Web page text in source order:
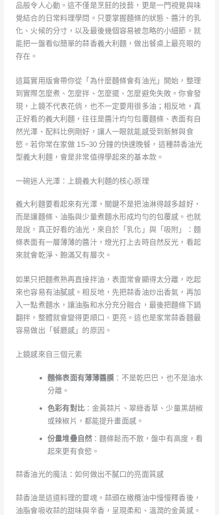
品般令人心動。這不僅是烹飪的技藝，更是一門視覺與味
覺結合的日常料理學問。只要掌握麵條的狀態、醬汁的乳
化、火候的分寸，以及最後幾個容易被忽略的小細節，就
能把一盤看似簡單的蒜香義大利麵，做出餐桌上最亮眼的
存在。
這篇實用版會帶你從「為什麼麵條會有油光」開始，整理
到實際怎麼煮、怎麼拌、怎麼擺、怎麼避免失敗。你會發
現，上鏡不代表花俏，也不一定要用很多油；相反地，真
正好看的義大利麵，往往是醬汁均勻包覆麵條、表面有自
然光澤、配料比例剛好，讓人一眼就能感受到新鮮與食
慾。若你常在家做 15–30 分鐘的快速晚餐，這種蒜香油光
型義大利麵，會是非常值得學起來的基本款。
一碗迷人光澤：上鏡義大利麵的核心原理
義大利麵要看起來有光澤，關鍵不是把油淋得越多越好，
而是讓麵條、油脂與少量煮麵水形成均勻的包覆感。也就
是說，真正好看的油光，來自於「乳化」與「吸附」：麵
條表面有一層薄薄的醬汁，燈光打上去時自然反光，看起
來就會乾淨、飽滿又有層次。
如果只把麵煮熟再直接拌油，表面常會顯得太分離，吃起
來也容易有油膩感。相反地，先把蒜香油炒出香氣，再加
入一點煮麵水，讓油脂和水分充分融合，最後把麵條下鍋
翻拌，整體就會變得更順口、更亮。這也是家常蒜香麵最
容易做出「餐廳感」的原因。
上鏡感來自三個元素
麵條表面有薄薄醬膜 ：不是乾巴巴，也不是油水
分離。
色彩有對比：金黃蒜片、翠綠香草、少量黑胡椒
或辣椒片，都能提升畫面感。
份量堆疊自然 ：麵條鬆而不散，盤中有高度，看
起來更有食慾。
蒜香油光的魔法：如何做出不膩口的亮面質感
蒜香油是這道料理的靈魂。蒜頭在橄欖油中慢慢釋香後，
油脂會吸收蒜的甜味與辛香，呈現柔和、溫潤的金黃感。